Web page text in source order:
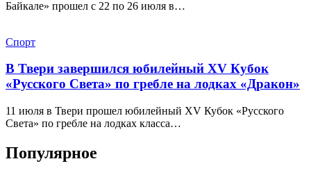
Байкале» прошел с 22 по 26 июля в…
Спорт
В Твери завершился юбилейный XV Кубок
«Русского Света» по гребле на лодках «Дракон»
11 июля в Твери прошел юбилейный XV Кубок «Русского
Света» по гребле на лодках класса…
Популярное